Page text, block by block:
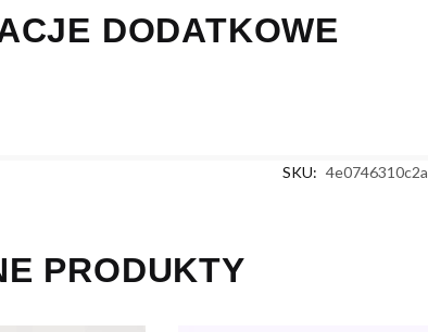
DODATKOWE
SKU: 4e0746310c2a
PRODUKTY